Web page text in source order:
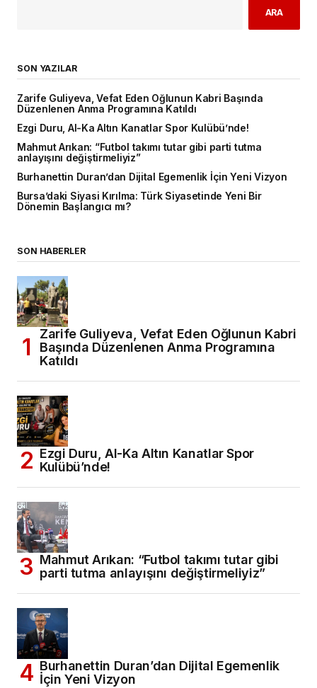
ARA
SON YAZILAR
Zarife Guliyeva, Vefat Eden Oğlunun Kabri Başında
Düzenlenen Anma Programına Katıldı
Ezgi Duru, Al-Ka Altın Kanatlar Spor Kulübü’nde!
Mahmut Arıkan: “Futbol takımı tutar gibi parti tutma
anlayışını değiştirmeliyiz”
Burhanettin Duran’dan Dijital Egemenlik İçin Yeni Vizyon
Bursa’daki Siyasi Kırılma: Türk Siyasetinde Yeni Bir
Dönemin Başlangıcı mı?
SON HABERLER
Zarife Guliyeva, Vefat Eden Oğlunun Kabri
Başında Düzenlenen Anma Programına
Katıldı
Ezgi Duru, Al-Ka Altın Kanatlar Spor
Kulübü’nde!
Mahmut Arıkan: “Futbol takımı tutar gibi
parti tutma anlayışını değiştirmeliyiz”
Burhanettin Duran’dan Dijital Egemenlik
İçin Yeni Vizyon